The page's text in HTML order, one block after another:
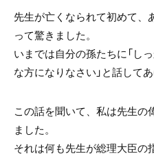
先生が亡くなられて初めて、
って驚きました。
いまでは自分の孫たちに「し
な方になりなさい」と話してあ
この話を聞いて、私は先生の
ました。
それは何も先生が総理大臣の